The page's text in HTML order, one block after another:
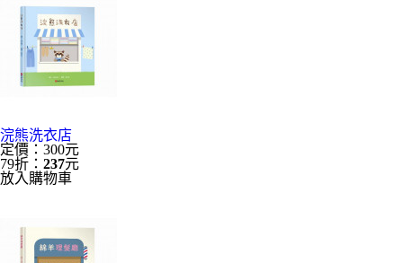
浣熊洗衣店
定價：300元
79折： 237元
放入購物車